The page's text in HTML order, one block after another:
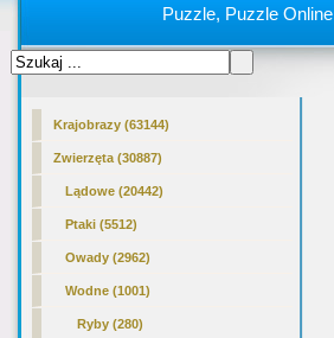
Puzzle, Puzzle Online
Krajobrazy (63144)
Zwierzęta (30887)
Lądowe (20442)
Ptaki (5512)
Owady (2962)
Wodne(1001)
Ryby (280)